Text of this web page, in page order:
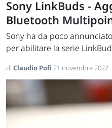
Sony LinkBuds -
Bluetooth
Sony ha da poco
per abilitare la serie
di Claudio Pofi 21 novembre 2022